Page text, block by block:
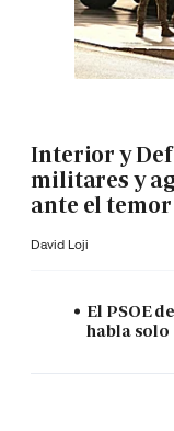
Interior y
militares y
ante el
David Loji
El PSOE
habla solo